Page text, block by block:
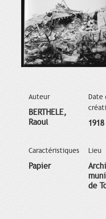
Auteur
BERTHELE,
Raoul
Date
1918
Caractéristiques
Papier
Lieu
de